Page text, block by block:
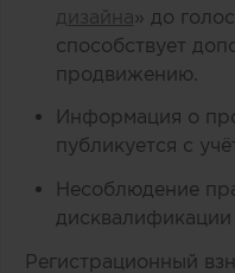
дизайна» до
способствует
продвижению.
Информация о
публикуется с
Несоблюдение
Регистрационный